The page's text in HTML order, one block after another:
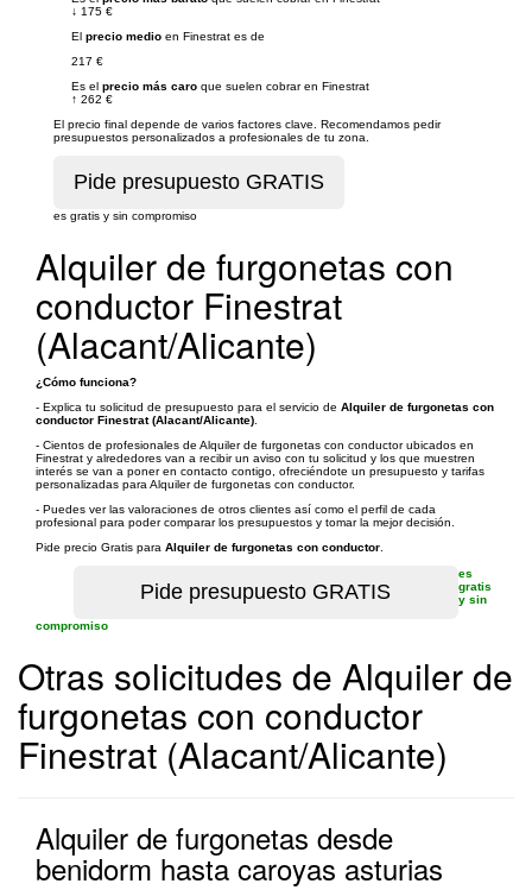
↓ 175 €
El precio medio en Finestrat es de
217 €
Es el precio más caro que suelen cobrar en Finestrat
↑ 262 €
El precio final depende de varios factores clave. Recomendamos pedir
presupuestos personalizados a profesionales de tu zona.
es gratis y sin compromiso
Alquiler de furgonetas con
conductor Finestrat
(Alacant/Alicante)
¿Cómo funciona?
- Explica tu solicitud de presupuesto para el servicio de Alquiler de furgonetas con
conductor Finestrat (Alacant/Alicante)
- Cientos de profesionales de Alquiler de furgonetas con conductor ubicados en
Finestrat y alrededores van a recibir un aviso con tu solicitud y los que muestren
interés se van a poner en contacto contigo, ofreciéndote un presupuesto y tarifas
personalizadas para Alquiler de furgonetas con conductor.
- Puedes ver las valoraciones de otros clientes así como el perfil de cada
profesional para poder comparar los presupuestos y tomar la mejor decisión.
Pide precio Gratis para Alquiler de furgonetas con conductor
es
gratis
y sin
compromiso
Otras solicitudes de Alquiler de
furgonetas con conductor
Finestrat (Alacant/Alicante)
Alquiler de furgonetas desde
benidorm hasta caroyas asturias